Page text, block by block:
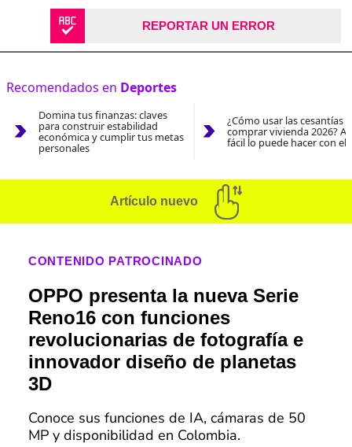
REPORTAR UN ERROR
Recomendados en Deportes
Domina tus finanzas: claves
para construir estabilidad
económica y cumplir tus metas
personales
¿Cómo usar las cesantías
comprar vivienda 2026?
fácil lo puede hacer con el
Artículo nuevo
CONTENIDO PATROCINADO
OPPO presenta la nueva Serie
Reno16 con funciones
revolucionarias de fotografía e
innovador diseño de planetas
3D
Conoce sus funciones de IA, cámaras de 50
MP y disponibilidad en Colombia.